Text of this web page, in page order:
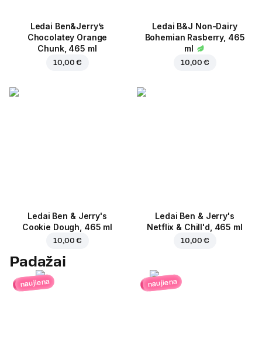
Ledai Ben&Jerry’s
Chocolatey Orange
Chunk, 465 ml
10,00 €
Ledai B&J Non-Dairy
Bohemian Rasberry, 465
ml
10,00 €
Ledai Ben & Jerry's
Cookie Dough, 465 ml
10,00 €
Ledai Ben & Jerry's
Netflix & Chill'd, 465 ml
10,00 €
Padažai
naujiena naujiena